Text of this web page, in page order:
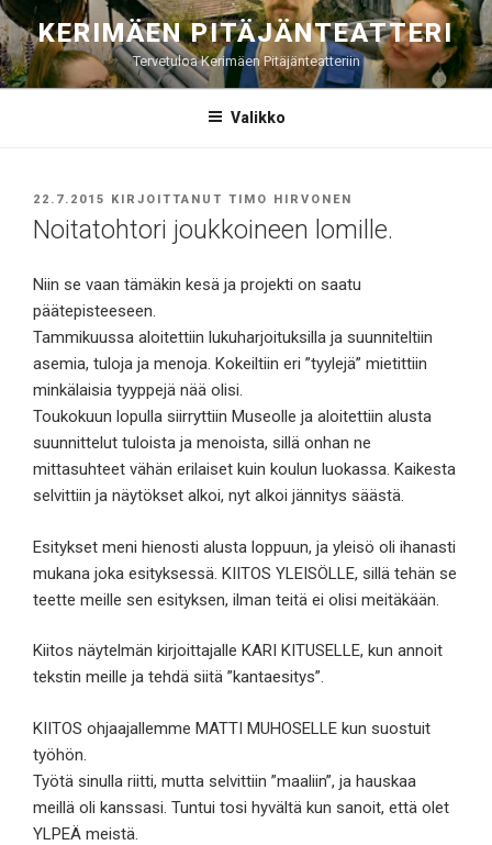
Siirry
sisältöönKERIMÄEN PITÄJÄNTEATTERI
Tervetuloa Kerimäen Pitäjänteatteriin
Valikko
JULKAISTU
22.7.2015 KIRJOITTANUT TIMO HIRVONEN
Noitatohtori joukkoineen lomille.
Niin se vaan tämäkin kesä ja projekti on saatu
päätepisteeseen.
Tammikuussa aloitettiin lukuharjoituksilla ja suunniteltiin
asemia, tuloja ja menoja. Kokeiltiin eri ”tyylejä” mietittiin
minkälaisia tyyppejä nää olisi.
Toukokuun lopulla siirryttiin Museolle ja aloitettiin alusta
suunnittelut tuloista ja menoista, sillä onhan ne
mittasuhteet vähän erilaiset kuin koulun luokassa. Kaikesta
selvittiin ja näytökset alkoi, nyt alkoi jännitys säästä.
Esitykset meni hienosti alusta loppuun, ja yleisö oli ihanasti
mukana joka esityksessä. KIITOS YLEISÖLLE, sillä tehän se
teette meille sen esityksen, ilman teitä ei olisi meitäkään.
Kiitos näytelmän kirjoittajalle KARI KITUSELLE, kun annoit
tekstin meille ja tehdä siitä ”kantaesitys”.
KIITOS ohjaajallemme MATTI MUHOSELLE kun suostuit
työhön.
Työtä sinulla riitti, mutta selvittiin ”maaliin”, ja hauskaa
meillä oli kanssasi. Tuntui tosi hyvältä kun sanoit, että olet
YLPEÄ meistä.